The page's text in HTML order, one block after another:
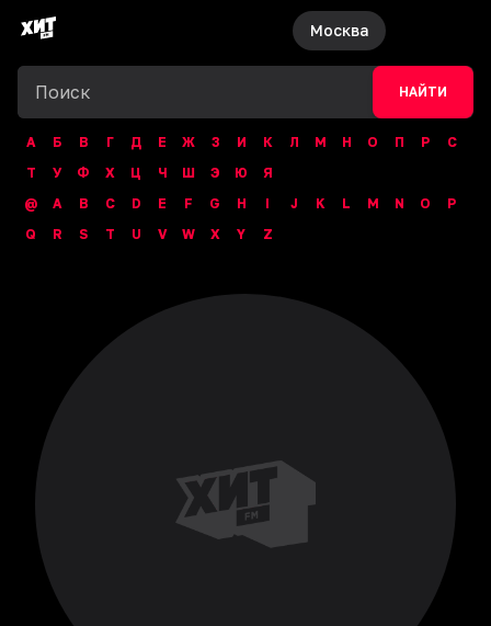
Москва
НАЙТИ
А Б В Г Д Е Ж З И К Л М Н О П Р
С
Т
У Ф Х Ц Ч Ш Э Ю
Я
@
A B C D E F G H I J K L M N O
P
Q
R S T U V W X Y Z